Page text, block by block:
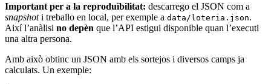
Important per a la reproduïbilitat: descarrego el JSON com a
snapshoti treballo en local, per exemple a data/loteria.json.
Així l’anàlisi no depèn que l’API estigui disponible quan l’executi
una altra persona.
Amb això obtinc un JSON amb els sortejos i diversos camps ja
calculats. Un exemple: